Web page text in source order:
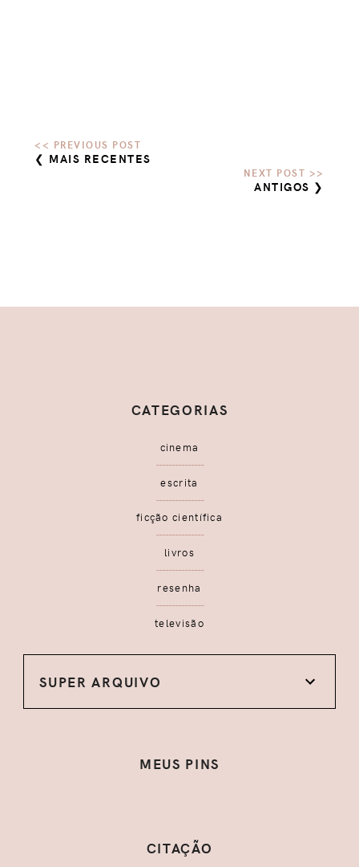
❮ MAIS RECENTES
ANTIGOS ❯
CATEGORIAS
cinema
escrita
ficção científica
livros
resenha
televisão
SUPER ARQUIVO
MEUS PINS
CITAÇÃO